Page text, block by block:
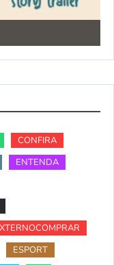
CONFIRA
ENTENDA
ESPORT